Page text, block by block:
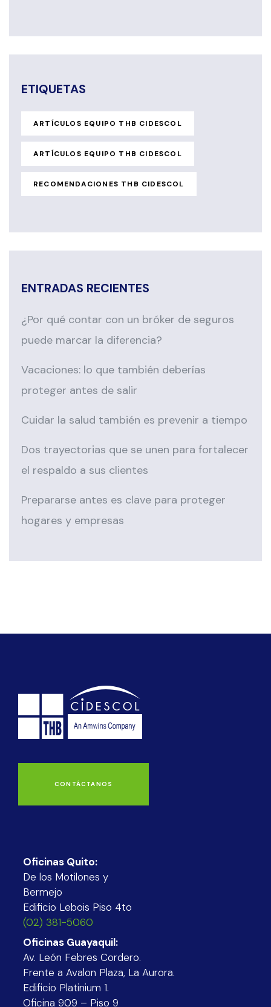
ETIQUETAS
ARTÍCULOS EQUIPO THB CIDESCOL
ARTÍCULOS EQUIPO THB CIDESCOL
RECOMENDACIONES THB CIDESCOL
ENTRADAS RECIENTES
¿Por qué contar con un bróker de seguros
puede marcar la diferencia?
Vacaciones: lo que también deberías
proteger antes de salir
Cuidar la salud también es prevenir a tiempo
Dos trayectorias que se unen para fortalecer
el respaldo a sus clientes
Prepararse antes es clave para proteger
hogares y empresas
CONTÁCTANOS
Oficinas Quito:
De los Motilones y
Bermejo
Edificio Lebois Piso 4to
(02) 381-5060
Oficinas Guayaquil:
Av. León Febres Cordero.
Frente a Avalon Plaza, La Aurora.
Edificio Platinium 1.
Oficina 909 – Piso 9